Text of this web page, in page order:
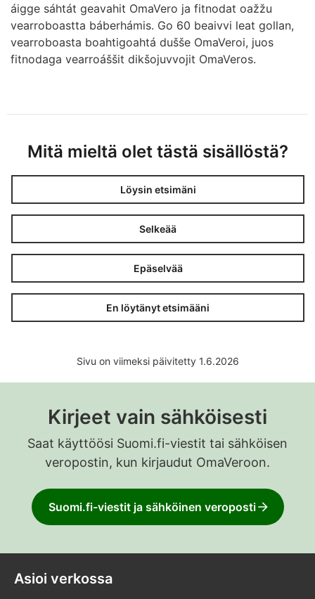
áigge sáhtát geavahit OmaVero ja fitnodat oažžu
vearroboastta báberhámis. Go 60 beaivvi leat gollan,
vearroboasta boahtigoahtá dušše OmaVeroi, juos
fitnodaga vearroáššit dikšojuvvojit OmaVeros.
Mitä mieltä olet tästä sisällöstä?
Löysin etsimäni
Selkeää
Epäselvää
En löytänyt etsimääni
Sivu on viimeksi päivitetty 1.6.2026
Kirjeet vain sähköisesti
Saat käyttöösi Suomi.fi-viestit tai sähköisen
veropostin, kun kirjaudut OmaVeroon.
Suomi.fi-viestit ja sähköinen veroposti
Asioi verkossa